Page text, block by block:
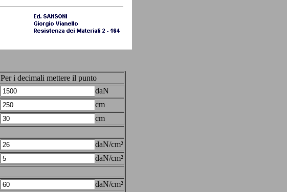
Per i decimali mettere il punto
daN
cm
cm
daN/cm²
daN/cm²
daN/cm²